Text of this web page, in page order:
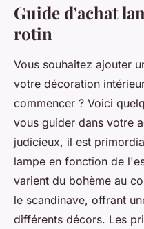
Guide d'achat
rotin
Vous souhaitez ajouter
votre décoration
commencer ? Voici
vous guider dans votre
judicieux, il est
lampe en fonction de
varient du bohème au
le scandinave, offrant
différents décors. Les